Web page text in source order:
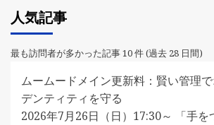
人気記事
最も訪問者が多かった記事 10 件 (過去 28 日間)
ムームードメイン更新料：賢い管理
デンティティを守る
2026年7月26日（日）17:30～ 「手を